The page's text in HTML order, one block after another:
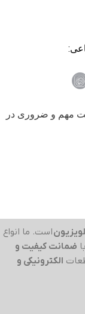
مهم و ضروری در
است. ما انواع
ضمانت کیفیت و
الکترونیکی و